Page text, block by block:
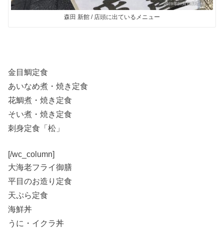
森田 新館 / 店頭に出ているメニュー
金目鯛定食
あいなめ煮・焼き定食
花鯛煮・焼き定食
そい煮・焼き定食
刺身定食「松」
[/wc_column]
大海老フライ御膳
平目のお造り定食
天ぷら定食
海鮮丼
うに・イクラ丼